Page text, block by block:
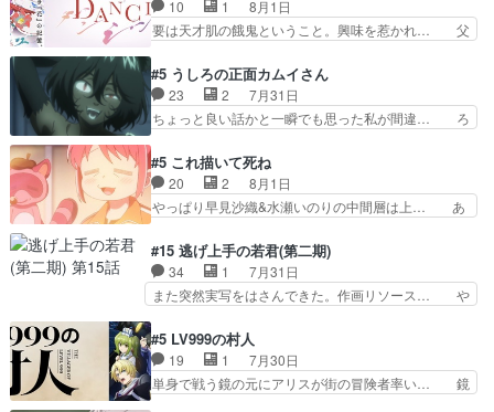
るのはいいけど自分自身が… 素の自分はどちらな
のかはまだ不明だが見せ…
がバッチリ嵌って最高wwwこ… 自信あれば評価
なんて気にしないし、充実し… ・バーチャルだけ
け？と思ったら歌唱シーン… の、らいぶシーン
＿!!­­--­­--­… それだけでええやん！！しかし、ビオラ
が仕…
10 1
8月1日
要は天才肌の餓鬼ということ。興味を惹かれ… 父
の鬼夜叉と田楽の増次郎。小さないざこ… 着眼点
は良くとも、先鋭的すぎるのか。芸能… 鬼夜叉は
石也と共に観世座をあとにし、三条… 観世座を離
れ、三条坊門御所で日々を送る鬼… 「お前(鬼夜
子舞勝負。鬼夜叉は猫の動き… 登場人物の我が強
い。新しい獅子舞に拘って… 第５話を
primevideoで視聴しまし…
#5 うしろの正面カムイさん
23 2
7月31日
ちょっと良い話かと一瞬でも思った私が間違… ろ
も1日お疲れ様でした～───昨晩～今… 幼女に拾
われたお市ちゃんの恩返し。化け猫… 役にて出演
させていただきました。ジョアン… トイ・ストー
リーみたいな始まり。流石に除… 猫相手になんで
し良い話化け猫は油が好物… 今回はあかやし1体
のみで15分。金持ちの… 今更だけど霊が性行為
で祓えることは何とな…
#5 これ描いて死ね
20 2
8月1日
やっぱり早見沙織&水瀬いのりの中間層は上… あ
人物が増えてわいわいしたところが好き… 初コミ
ティアで２０冊刷りは妥当だよね。俺… 藤森さん
のママ向けの漫画で、また涙腺が⋯… 〜漫画に
「想い」をこめよう｣娘に漫画であ… 何回この作
てコミティアっていいなあ。同… コミティア参加
のしおりを徹夜で作る先生(… お母さん、娘にあ
んな漫画描かれたら泣いち…
#15 逃げ上手の若君(第二期)
34 1
7月31日
また突然実写をはさんできた。作画リソース… や
歳まで童貞だと魔法使いになれるという… こっち
の諏訪の三大将もまたクセが強いw色… 頼重が完
全にブレーンだよね毎回敵キャラが… 弧次郎「欲
を我慢して強くなれるなら大飯食… 変化球な演出
#5 LV999の村人
19 1
7月30日
単身で戦う鏡の元にアリスが街の冒険者率い… 鏡